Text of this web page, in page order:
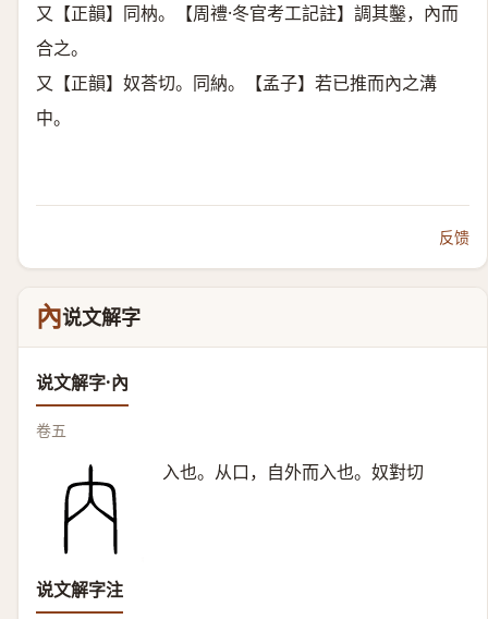
又【正韻】同枘。【周禮·冬官考工記註】調其鑿，內而
合之。
又【正韻】奴荅切。同納。【孟子】若已推而內之溝
中。
反馈
內说文解字
说文解字·內
卷五
入也。从口，自外而入也。奴對切
说文解字注